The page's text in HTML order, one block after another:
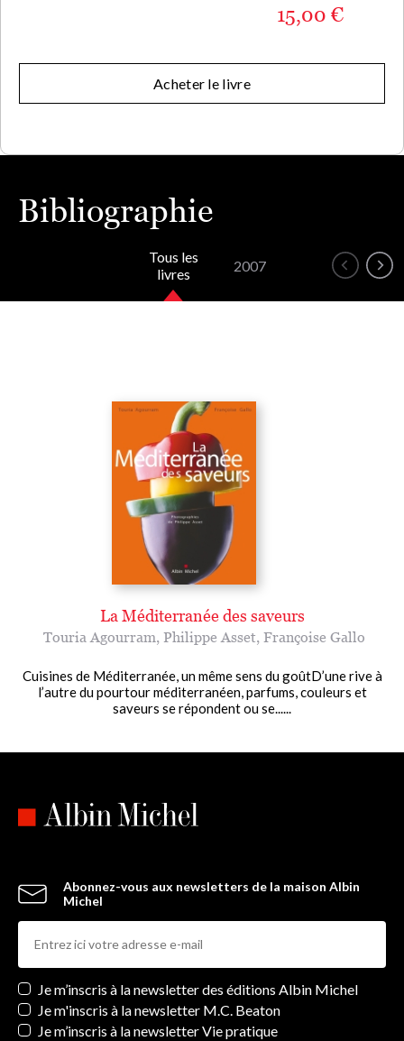
15,00 €
Acheter le livre
Bibliographie
Tous les
livres
2007
La Méditerranée des saveurs
Touria Agourram, Philippe Asset, Françoise Gallo
Cuisines de Méditerranée, un même sens du goûtD’une rive à
l’autre du pourtour méditerranéen, parfums, couleurs et
saveurs se répondent ou se......
Abonnez-vous aux newsletters de la maison Albin
Michel
Newsletters
Je m’inscris à la newsletter des éditions Albin Michel
Je m'inscris à la newsletter M.C. Beaton
Je m’inscris à la newsletter Vie pratique